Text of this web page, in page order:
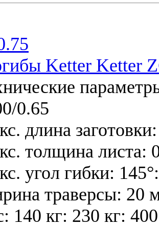
Ketter Ketter
0.65
длина
толщина листа:
угол гибки:
траверсы: 20
140 кг: 230 кг: